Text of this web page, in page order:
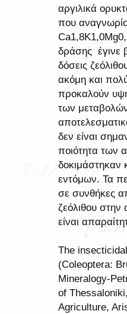
αργιλικά
που
δράσης έγινε
δόσεις
ακόμη και
προκαλούν
των
δεν είναι
ποιότητα των
δοκιμάστηκαν
εντόμων. Τα
σε συνθήκες
ζεόλιθου
είναι
The
(Coleoptera:
Mineralogy-
of
Agriculture,